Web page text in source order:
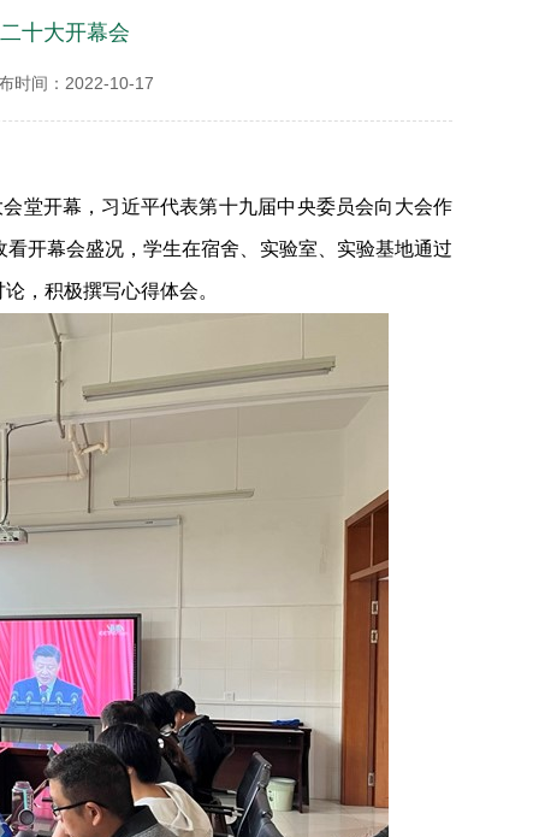
十大开幕会
时间：2022-10-17
堂开幕，习近平代表第十九届中央委员会向大会作
开幕会盛况，学生在宿舍、实验室、实验基地通过
，积极撰写心得体会。